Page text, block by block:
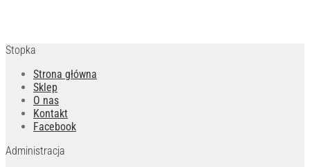
Stopka
Strona główna
Sklep
O nas
Kontakt
Facebook
Administracja